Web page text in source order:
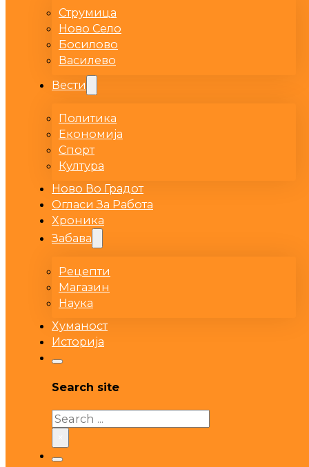
Струмица
Ново Село
Босилово
Василево
Вести
Политика
Економија
Спорт
Култура
Ново Во Градот
Огласи За Работа
Хроника
Забава
Рецепти
Магазин
Наука
Хуманост
Историја
Search site
Search